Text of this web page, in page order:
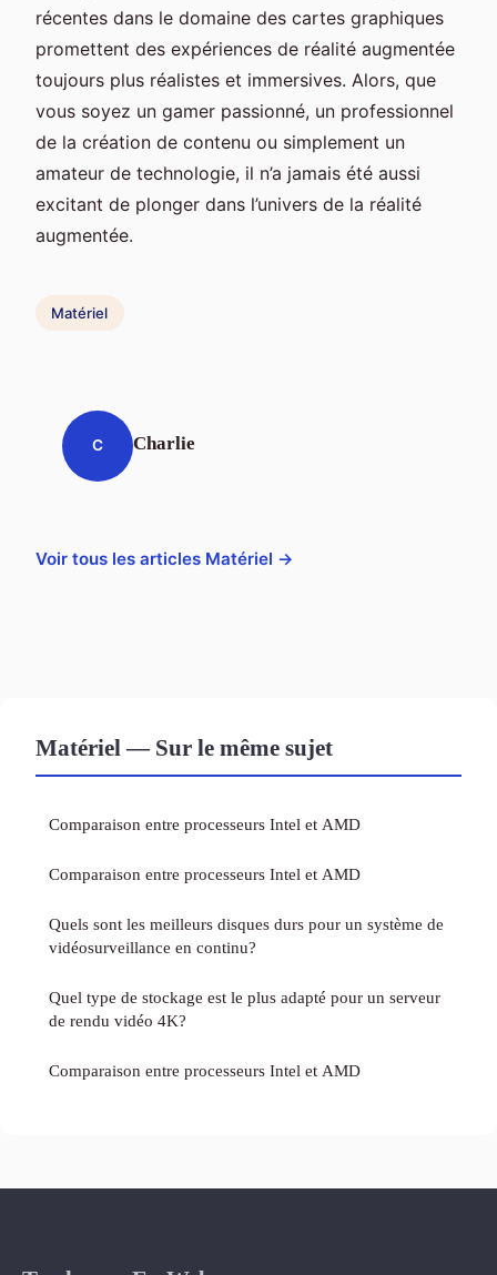
récentes dans le domaine des cartes graphiques
promettent des expériences de réalité augmentée
toujours plus réalistes et immersives. Alors, que
vous soyez un gamer passionné, un professionnel
de la création de contenu ou simplement un
amateur de technologie, il n’a jamais été aussi
excitant de plonger dans l’univers de la réalité
augmentée.
Matériel
C Charlie
Voir tous les articles Matériel →
Matériel — Sur le même sujet
Comparaison entre processeurs Intel et AMD
Comparaison entre processeurs Intel et AMD
Quels sont les meilleurs disques durs pour un système de
vidéosurveillance en continu?
Quel type de stockage est le plus adapté pour un serveur
de rendu vidéo 4K?
Comparaison entre processeurs Intel et AMD